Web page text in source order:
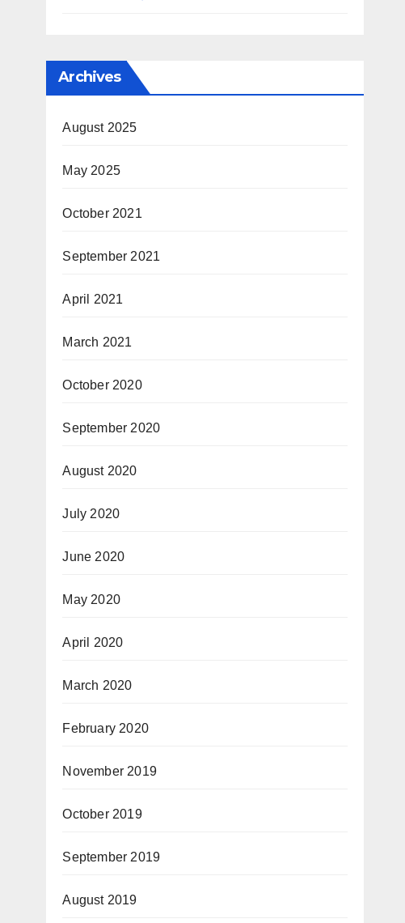
Archives
August 2025
May 2025
October 2021
September 2021
April 2021
March 2021
October 2020
September 2020
August 2020
July 2020
June 2020
May 2020
April 2020
March 2020
February 2020
November 2019
October 2019
September 2019
August 2019